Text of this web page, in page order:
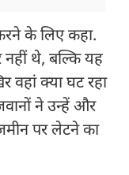
के लिए कहा.
नहीं थे, बल्कि यह
क्या घट रहा
ने उन्हें और
पर लेटने का